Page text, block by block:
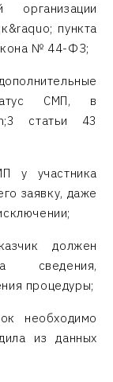
организации
пункта
№ 44-ФЗ;
СМП, в
статьи 43
у участника
заявку, даже
должен
сведения,
процедуры;
необходимо
из данных